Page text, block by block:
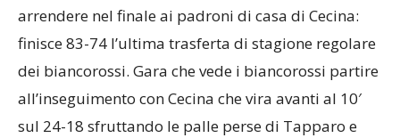
arrendere nel finale ai padroni di casa di Cecina:
finisce 83-74 l’ultima trasferta di stagione regolare
dei biancorossi. Gara che vede i biancorossi partire
all’inseguimento con Cecina che vira avanti al 10′
sul 24-18 sfruttando le palle perse di Tapparo e